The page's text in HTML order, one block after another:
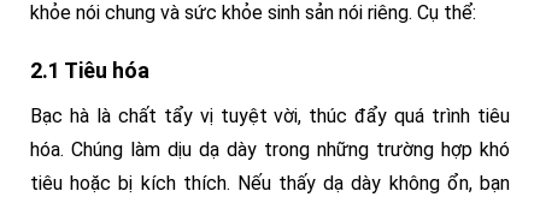
khỏe nói chung và sức khỏe sinh sản nói riêng. Cụ thể:
2.1 Tiêu hóa
Bạc hà là chất tẩy vị tuyệt vời, thúc đẩy quá trình tiêu
hóa. Chúng làm dịu dạ dày trong những trường hợp khó
tiêu hoặc bị kích thích. Nếu thấy dạ dày không ổn, bạn